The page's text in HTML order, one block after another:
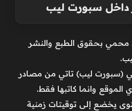
داخل سبورت ليب
محمي بحقوق الطبع والنشر
في (سبورت ليب) تاتي من مصادر
الموقع وانما كاتبها فقط.
يخضع إلى توقيتات زمنية